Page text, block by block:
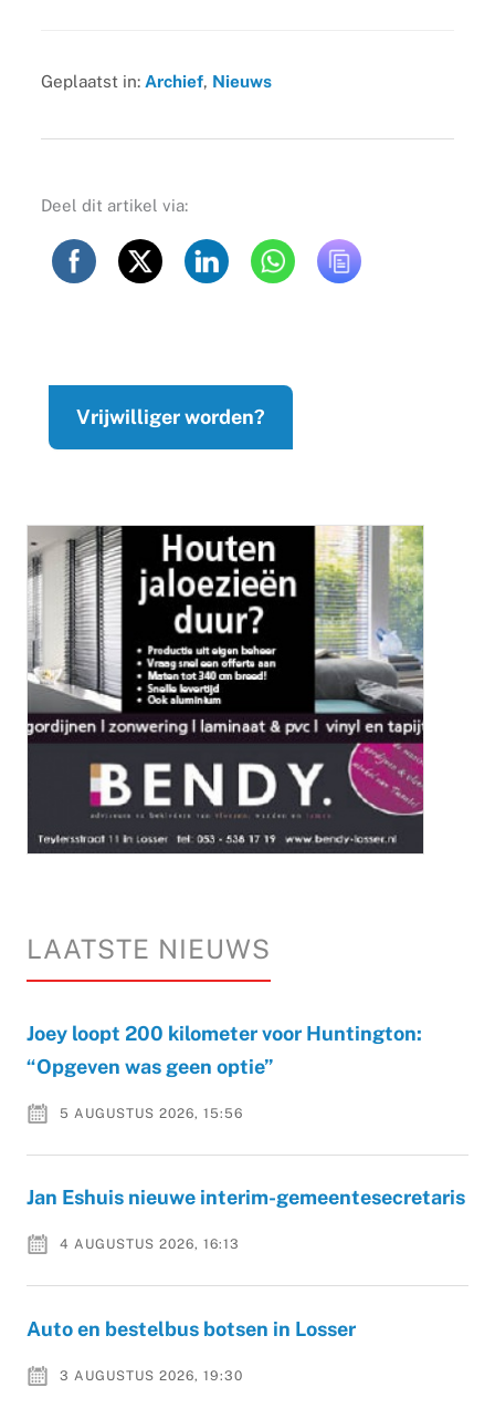
Geplaatst in: Archief, Nieuws
Deel dit artikel via:
Vrijwilliger worden?
LAATSTE NIEUWS
Joey loopt 200 kilometer voor Huntington:
“Opgeven was geen optie”
5 AUGUSTUS 2026, 15:56
Jan Eshuis nieuwe interim-gemeentesecretaris
4 AUGUSTUS 2026, 16:13
Auto en bestelbus botsen in Losser
3 AUGUSTUS 2026, 19:30